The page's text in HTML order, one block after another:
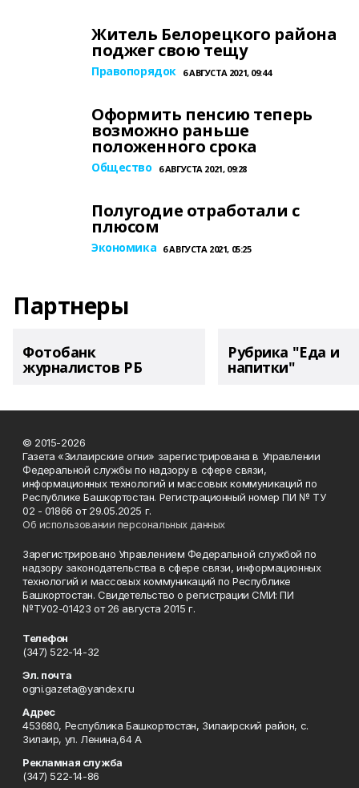
Житель Белорецкого района
поджег свою тещу
Правопорядок 6 АВГУСТА 2021, 09:44
Оформить пенсию теперь
возможно раньше
положенного срока
Общество 6 АВГУСТА 2021, 09:28
Полугодие отработали с
плюсом
Экономика 6 АВГУСТА 2021, 05:25
Партнеры
Фотобанк
журналистов РБ
Рубрика "Еда и
напитки"
© 2015-2026
Газета «Зилаирские огни» зарегистрирована в Управлении
Федеральной службы по надзору в сфере связи,
информационных технологий и массовых коммуникаций по
Республике Башкортостан. Регистрационный номер ПИ № ТУ
02 - 01866 от 29.05.2025 г.
Об использовании персональных данных
Зарегистрировано Управлением Федеральной службой по
надзору законодательства в сфере связи, информационных
технологий и массовых коммуникаций по Республике
Башкортостан. Свидетельство о регистрации СМИ: ПИ
№ТУ02-01423 от 26 августа 2015 г.
Телефон
(347) 522-14-32
Эл. почта
ogni.gazeta@yandex.ru
Адрес
453680, Республика Башкортостан, Зилаирский район, с.
Зилаир, ул. Ленина,64 А
Рекламная служба
(347) 522-14-86